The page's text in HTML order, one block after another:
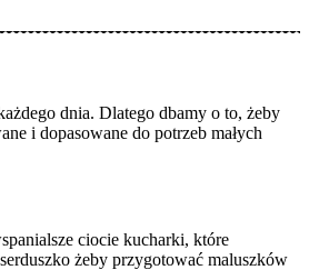
dnia. Dlatego dbamy o to, żeby
i dopasowane do potrzeb małych
ciocie kucharki, które
żeby przygotować maluszków